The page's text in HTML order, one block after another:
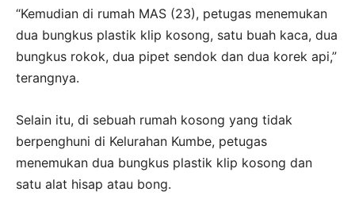
“Kemudian di rumah MAS (23), petugas menemukan
dua bungkus plastik klip kosong, satu buah kaca, dua
bungkus rokok, dua pipet sendok dan dua korek api,”
terangnya.
Selain itu, di sebuah rumah kosong yang tidak
berpenghuni di Kelurahan Kumbe, petugas
menemukan dua bungkus plastik klip kosong dan
satu alat hisap atau bong.